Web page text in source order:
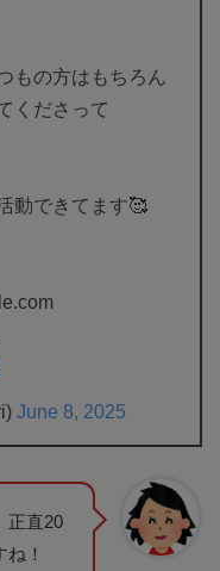
もの方はもちろん
くださって
動できてます🥰
June 8, 2025
正直20
！